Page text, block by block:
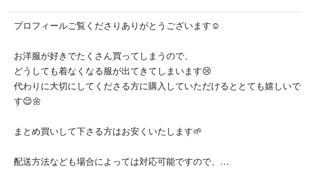
プロフィールご覧くださりありがとうございます☺️
お洋服が好きでたくさん買ってしまうので、
どうしても着なくなる服が出てきてしまいます😢
代わりに大切にしてくださる方に購入していただけるととても嬉しいで
す😌🌼
まとめ買いして下さる方はお安くいたします🌱
配送方法なども場合によっては対応可能ですので、